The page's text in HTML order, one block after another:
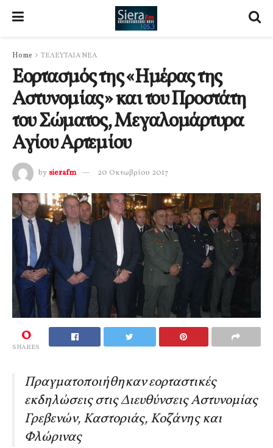
Home ΤΕΛΕΥΤΑΙΑ ΝΕΑ
Εορτασμός της «Ημέρας της
Αστυνομίας» και του Προστάτη
του Σώματος, Μεγαλομάρτυρα
Αγίου Αρτεμίου
by sierafm 20 Οκτωβρίου 2017
0
SHARES
Πραγματοποιήθηκαν εορταστικές
εκδηλώσεις στις Διευθύνσεις Αστυνομίας
Γρεβενών, Καστοριάς, Κοζάνης και
Φλώρινας